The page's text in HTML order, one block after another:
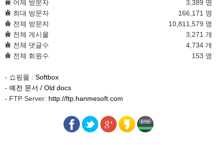
어제 방문자
3,389 명
최대 방문자
166,171 명
전체 방문자
10,811,579 명
전체 게시물
3,271 개
전체 댓글수
4,734 개
전체 회원수
153 명
- 쇼핑몰 : Softbox
- 예전 문서 / Old docs
- FTP Server: http://ftp.hanmesoft.com